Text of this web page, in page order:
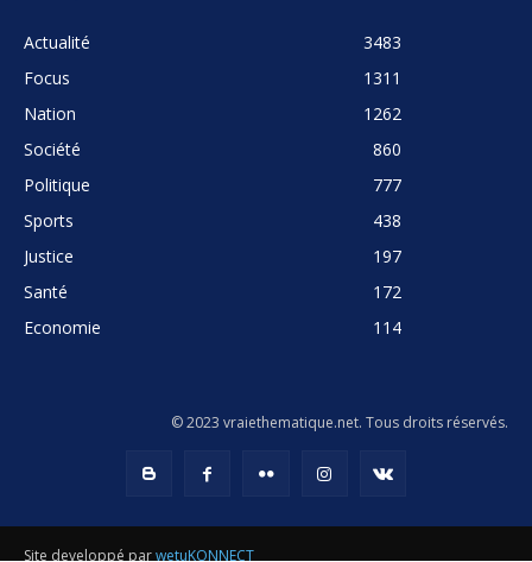
Actualité
3483
Focus
1311
Nation
1262
Société
860
Politique
777
Sports
438
Justice
197
Santé
172
Economie
114
© 2023 vraiethematique.net. Tous droits réservés.
Site developpé parwetuKONNECT